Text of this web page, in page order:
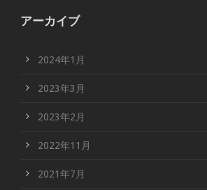
アーカイブ
2024年1月
2023年3月
2023年2月
2022年11月
2021年7月